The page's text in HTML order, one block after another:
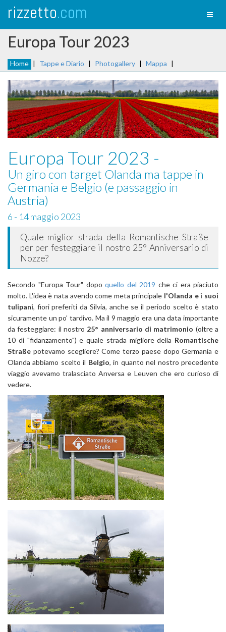
rizzetto.com
Europa Tour 2023
Home | Tappe e Diario | Photogallery | Mappa |
Europa Tour 2023 -
Un giro con target Olanda ma tappe in
Germania e Belgio (e passaggio in
Austria)
6 - 14 maggio 2023
Quale miglior strada della Romantische Straße
per per festeggiare il nostro 25° Anniversario di
Nozze?
Secondo "Europa Tour" dopo quello del 2019 che ci era piaciuto
molto. L'idea è nata avendo come meta principale l'Olanda e i suoi
tulipani, fiori preferiti da Silvia, anche se il periodo scelto è stato
sicuramente un po' tardivo. Ma il 9 maggio era una data importante
da festeggiare: il nostro 25° anniversario di matrimonio (oltre a
10 di "fidanzamento") e quale strada migliore della Romantische
Straße potevamo scegliere? Come terzo paese dopo Germania e
Olanda abbiamo scelto il Belgio, in quanto nel nostro precedente
viaggio avevamo tralasciato Anversa e Leuven che ero curioso di
vedere.